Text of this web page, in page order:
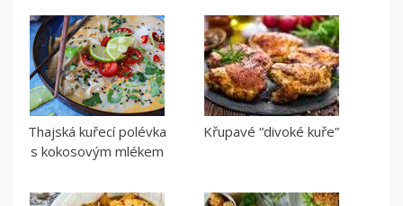
Thajská kuřecí polévka
s kokosovým mlékem
Křupavé “divoké kuře”